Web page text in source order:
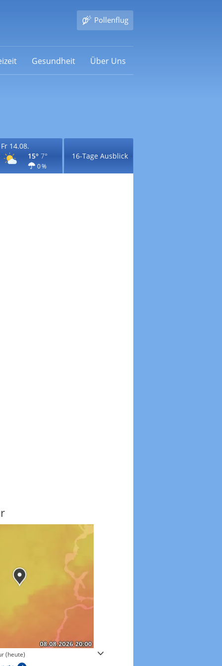
Pollenflug
Gesundheit Über Uns
Fr 14.08.
15° 7°
0 %
16-Tage Ausblick
(heute) Windgeschwindigkeiten in 3h